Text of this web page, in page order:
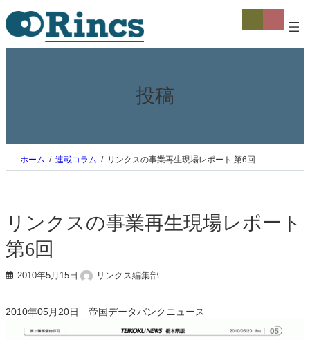
内
容
を
ス
コ
コ
投稿
ホーム 連載コラム リンクスの事業再生現場レポート 第6回
リンクスの事業再生現場レポート
第6回
2010年5月15日 リンクス編集部
2010年05月20日 帝国データバンクニュース